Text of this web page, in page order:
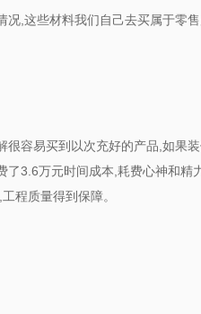
,这些材料我们自己去买属于零
容易买到以次充好的产品,如果
3.6万元时间成本,耗费心神和精
程质量得到保障。